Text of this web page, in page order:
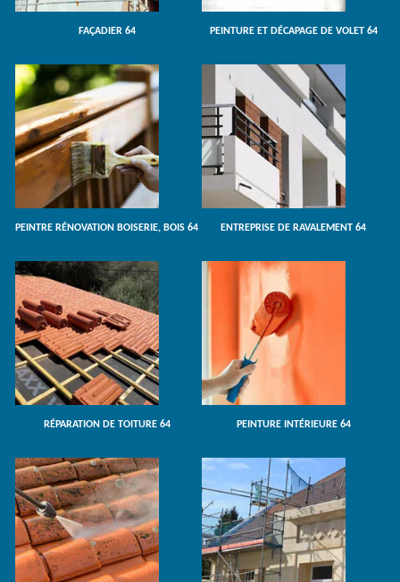
FAÇADIER 64 PEINTURE ET DÉCAPAGE DE VOLET 64
PEINTRE RÉNOVATION BOISERIE, BOIS 64 ENTREPRISE DE RAVALEMENT 64
RÉPARATION DE TOITURE 64 PEINTURE INTÉRIEURE 64